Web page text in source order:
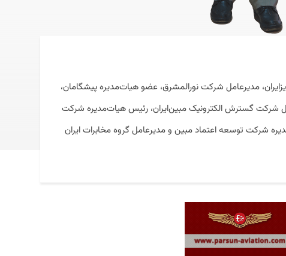
مدیرعامل شرکت نورالمشرق، عضو هیات‌مدیره پیشگامان،
شرکت گسترش الکترونیک مبین‌ایران، رئیس هیات‌مدیره شرکت
شرکت توسعه اعتماد مبین و مدیرعامل گروه مخابرات ایران